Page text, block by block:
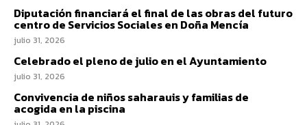
Diputación financiará el final de las obras del futuro
centro de Servicios Sociales en Doña Mencía
julio 31, 2026
Celebrado el pleno de julio en el Ayuntamiento
julio 31, 2026
Convivencia de niños saharauis y familias de
acogida en la piscina